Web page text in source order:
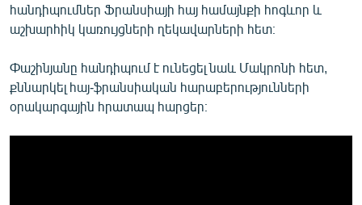
հանդիպումներ Ֆրանսիայի հայ համայնքի հոգևոր և
աշխարհիկ կառույցների ղեկավարների հետ։
Փաշինյանը հանդիպում է ունեցել նաև Մակրոնի հետ,
քննարկել հայ-ֆրանսիական հարաբերությունների
օրակարգային հրատապ հարցեր։